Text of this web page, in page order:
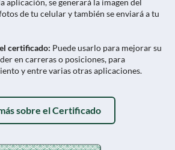
de tu celular y también se enviará a tu
certificado: Puede usarlo para mejorar su
en carreras o posiciones, para
y entre varias otras aplicaciones.
sobre el Certificado